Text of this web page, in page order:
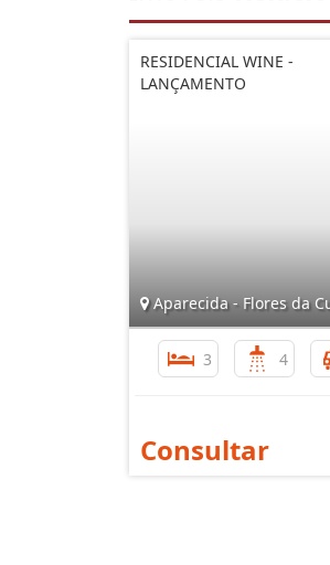
RESIDENCIAL WINE -
LANÇAMENTO
Aparecida - Flores da
3 4
Consultar